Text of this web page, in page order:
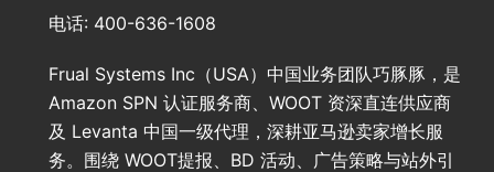
电话: 400-636-1608
Frual Systems Inc（USA）中国业务团队巧豚豚，是
Amazon SPN 认证服务商、WOOT 资深直连供应商
及 Levanta 中国一级代理，深耕亚马逊卖家增长服
务。围绕 WOOT提报、BD 活动、广告策略与站外引